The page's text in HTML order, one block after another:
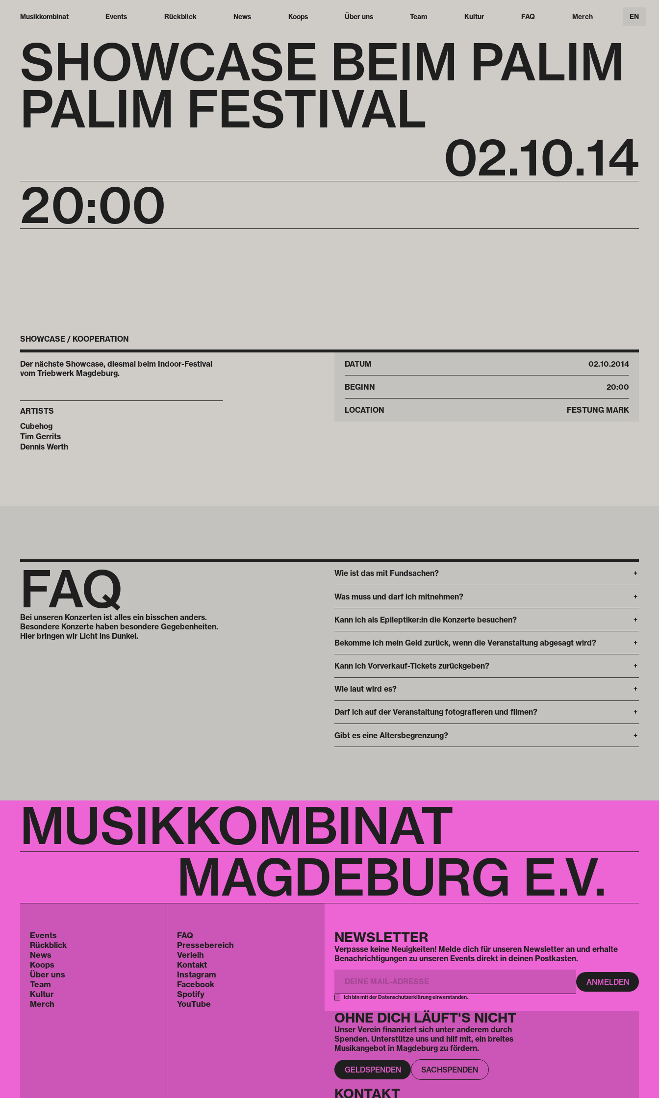
Musikkombinat Events Rückblick News Koops Über uns Team Kultur FAQ Merch EN
SHOWCASE BEIM PALIM
PALIM FESTIVAL
02.10.14
20:00
SHOWCASE / KOOPERATION
Der nächste Showcase, diesmal beim Indoor-Festival
vom Triebwerk Magdeburg.
ARTISTS
Cubehog
Tim Gerrits
Dennis Werth
DATUM 02.10.2014
BEGINN 20:00
LOCATION FESTUNG MARK
FAQ
Bei unseren Konzerten ist alles ein bisschen anders.
Besondere Konzerte haben besondere Gegebenheiten.
Hier bringen wir Licht ins Dunkel.
Wie ist das mit Fundsachen? +
Was muss und darf ich mitnehmen? +
Kann ich als Epileptiker:in die Konzerte besuchen? +
Bekomme ich mein Geld zurück, wenn die Veranstaltung abgesagt wird? +
Kann ich Vorverkauf-Tickets zurückgeben? +
Wie laut wird es? +
Darf ich auf der Veranstaltung fotografieren und filmen? +
Gibt es eine Altersbegrenzung? +
MUSIKKOMBINAT
MAGDEBURG E.V.
Events
Rückblick
News
Koops
Über uns
Team
Kultur
Merch
FAQ
Pressebereich
Verleih
Kontakt
Instagram
Facebook
Spotify
YouTube
NEWSLETTER
Verpasse keine Neuigkeiten! Melde dich für unseren Newsletter an und erhalte
Benachrichtigungen zu unseren Events direkt in deinen Postkasten.
Ich bin mit der Datenschutzerklärung einverstanden.
OHNE DICH LÄUFT'S NICHT
Unser Verein finanziert sich unter anderem durch
Spenden. Unterstütze uns und hilf mit, ein breites
Musikangebot in Magdeburg zu fördern.
GELDSPENDEN SACHSPENDEN
KONTAKT